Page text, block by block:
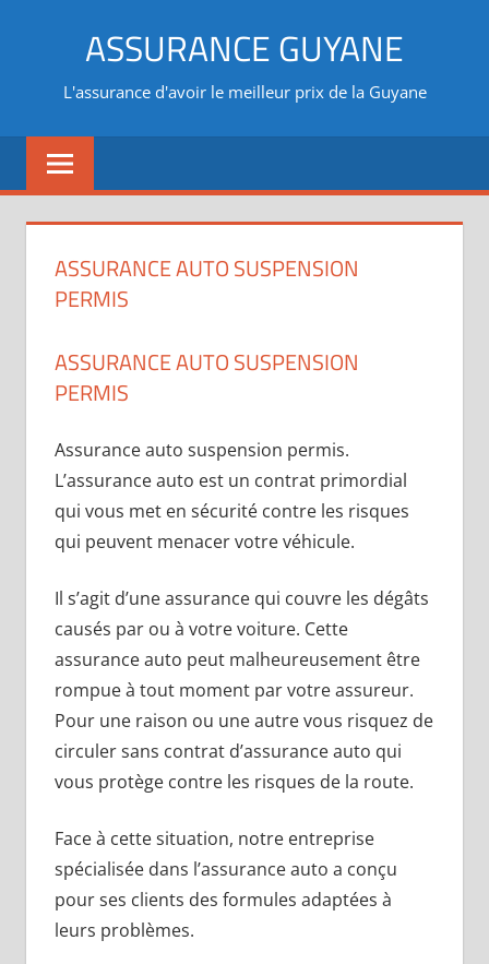
ASSURANCE GUYANE
L'assurance d'avoir le meilleur prix de la Guyane
ASSURANCE AUTO SUSPENSION
PERMIS
ASSURANCE AUTO SUSPENSION
PERMIS
Assurance auto suspension permis.
L’assurance auto est un contrat primordial
qui vous met en sécurité contre les risques
qui peuvent menacer votre véhicule.
Il s’agit d’une assurance qui couvre les dégâts
causés par ou à votre voiture. Cette
assurance auto peut malheureusement être
rompue à tout moment par votre assureur.
Pour une raison ou une autre vous risquez de
circuler sans contrat d’assurance auto qui
vous protège contre les risques de la route.
Face à cette situation, notre entreprise
spécialisée dans l’assurance auto a conçu
pour ses clients des formules adaptées à
leurs problèmes.